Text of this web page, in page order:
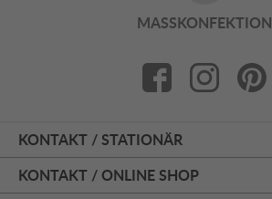
MASSKONFEKTION
KONTAKT / STATIONÄR
KONTAKT / ONLINE SHOP